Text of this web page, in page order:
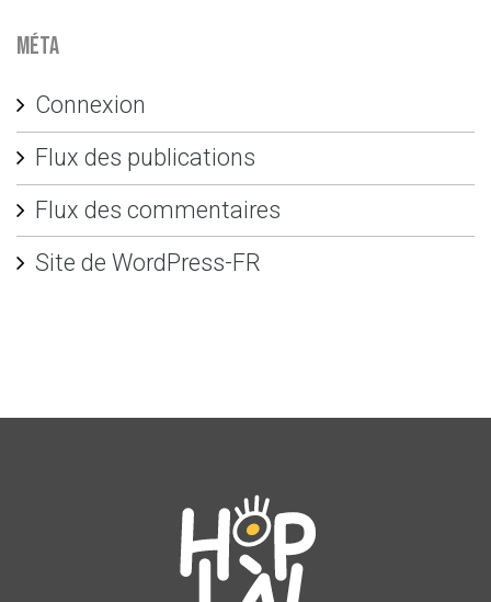
Méta
Connexion
Flux des publications
Flux des commentaires
Site de WordPress-FR